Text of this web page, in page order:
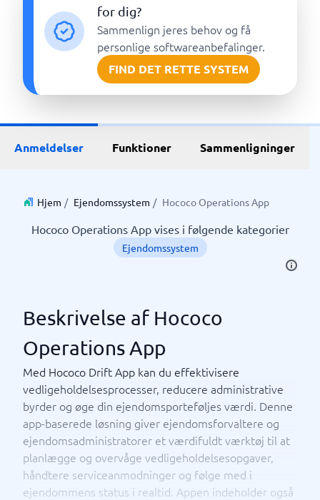
for dig?
Sammenlign jeres behov og få
personlige softwareanbefalinger.
FIND DET RETTE SYSTEM
Anmeldelser Funktioner Sammenligninger
Hjem / Ejendomssystem / Hococo Operations App
Hococo Operations App vises i følgende kategorier
Ejendomssystem
Beskrivelse af Hococo
Operations App
Med Hococo Drift App kan du effektivisere
vedligeholdelsesprocesser, reducere administrative
byrder og øge din ejendomsporteføljes værdi. Denne
app-baserede løsning giver ejendomsforvaltere og
ejendomsadministratorer et værdifuldt værktøj til at
planlægge og overvåge vedligeholdelsesopgaver,
håndtere serviceanmodninger og følge med i
ejendommens status i realtid. Appen indeholder også